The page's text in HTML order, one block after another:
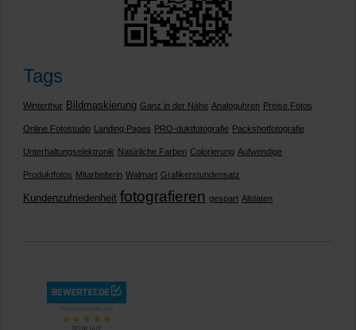
Tags
Winterthur Bildmaskierung Ganz in der Nähe Analoguhren Preise Fotos
Online Fotostudio Landing Pages PRO-duktfotografie Packshotfotografie
Unterhaltungselektronik Natürliche Farben Colorierung Aufwendige
Produktfotos Mitarbeiterin Walmart Grafikerstundensatz
Kundenzufriedenheit fotografieren gespart Altdaten